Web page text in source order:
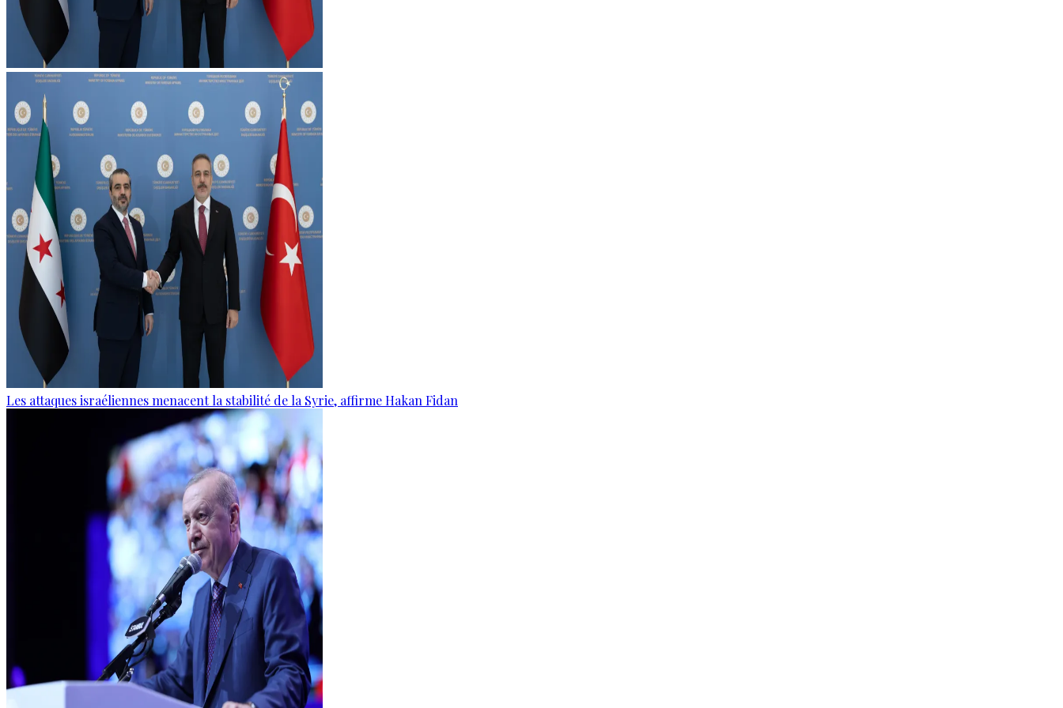
Les attaques israéliennes menacent la stabilité de la Syrie, affirme Hakan Fidan